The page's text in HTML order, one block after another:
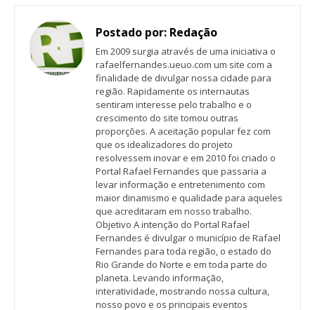
Postado por: Redação
Em 2009 surgia através de uma iniciativa o
rafaelfernandes.ueuo.com um site com a
finalidade de divulgar nossa cidade para
região. Rapidamente os internautas
sentiram interesse pelo trabalho e o
crescimento do site tomou outras
proporções. A aceitação popular fez com
que os idealizadores do projeto
resolvessem inovar e em 2010 foi criado o
Portal Rafael Fernandes que passaria a
levar informação e entretenimento com
maior dinamismo e qualidade para aqueles
que acreditaram em nosso trabalho.
Objetivo A intenção do Portal Rafael
Fernandes é divulgar o município de Rafael
Fernandes para toda região, o estado do
Rio Grande do Norte e em toda parte do
planeta. Levando informação,
interatividade, mostrando nossa cultura,
nosso povo e os principais eventos